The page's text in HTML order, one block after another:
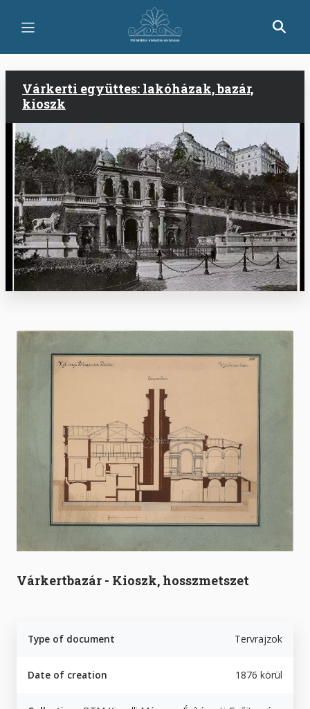
main
Várkerti együttes: lakóházak, bazár,
kioszk
Várkertbazár - Kioszk, hosszmetszet
Type of document Tervrajzok
Date of creation 1876 körül